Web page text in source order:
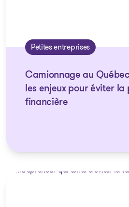
Petites entreprises
Camionnage au
les enjeux pour éviter la
financière